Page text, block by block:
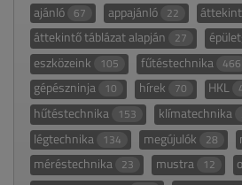
ajánló 67 appajánló 22
áttekintő táblázat alapján 27
eszközeink 105 fűtéstechnika 466
gépészninja 10 hírek 70 HKL
hűtéstechnika 153 klímatechnika
légtechnika 134 megújulók 28
méréstechnika 23 mustra 12